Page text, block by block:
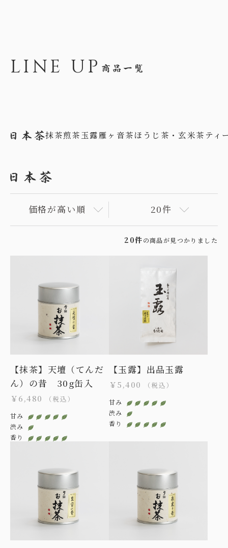
LINE UP
抹茶煎茶玉露雁ヶ音茶ほうじ茶・玄米茶 ティ
20件の商品が見つかりました
【抹茶】天壇（てんだ
ん）の昔 30g缶入
￥6,480 （税込）
甘み
渋み
香り
【玉露】出品玉露
￥5,400 （税込）
甘み
渋み
香り